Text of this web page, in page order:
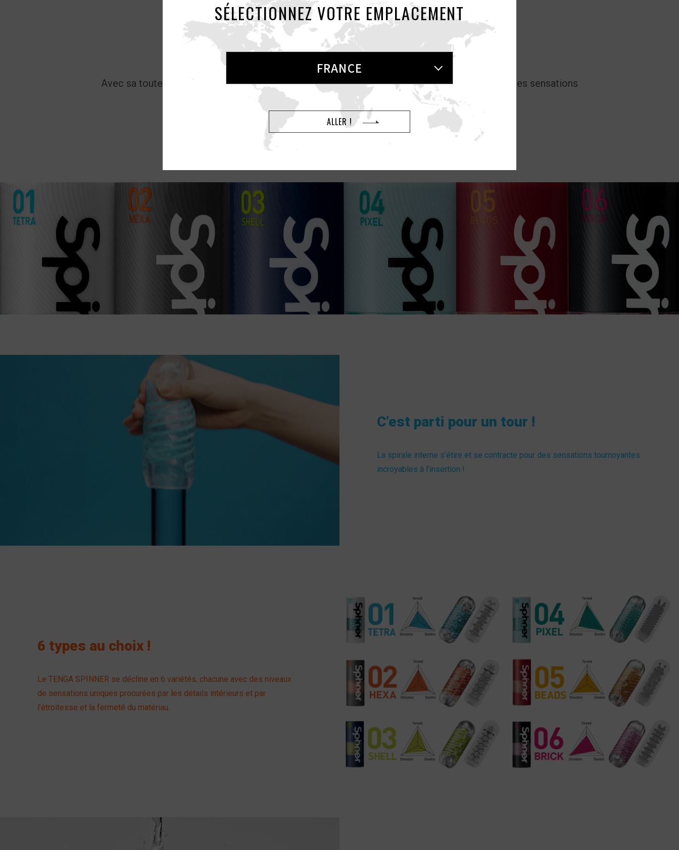
Des mouvements spiralés en duo avec vous !
Avec sa toute nouvelle spirale interne, le SPINNER se tord lorsque vous l’insérez, procurant des sensations
incroyables à chaque caresse !
Vivez une sensation sensorielle comme aucune autre.
C’est parti pour un tour !
La spirale interne s’étire et se contracte pour des sensations tournoyantes
incroyables à l’insertion !
6 types au choix !
Le TENGA SPINNER se décline en 6 variétés, chacune avec des niveaux
de sensations uniques procurées par les détails intérieurs et par
l’étroitesse et la fermeté du matériau.
SÉLECTIONNEZ VOTRE EMPLACEMENT
FRANCE
ALLER !